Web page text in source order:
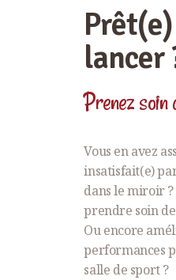
Prenez soin
lancer
Vous en avez
insatisfait(e)
dans le miroir ?
prendre soin
Ou encore
performances
salle de sport ?